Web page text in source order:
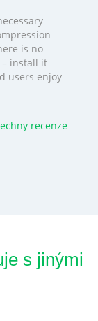
is no
– install it
users enjoy
recenze
s jinými